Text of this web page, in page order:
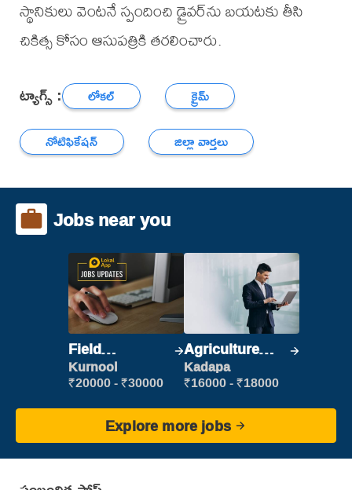
స్థానికులు వెంటనే స్పందించి డ్రైవర్‌ను బయటకు తీసి
చికిత్స కోసం ఆసుపత్రికి తరలించారు.
ట్యాగ్స్ : లోకల్
క్రైమ్
నోటిఫికేషన్
జిల్లా వార్తలు
Jobs near you
Field
Marketing
Executive
Kurnool
₹20000 - ₹30000
Agriculture
Labour
Kadapa
₹16000 - ₹18000
Explore more jobs